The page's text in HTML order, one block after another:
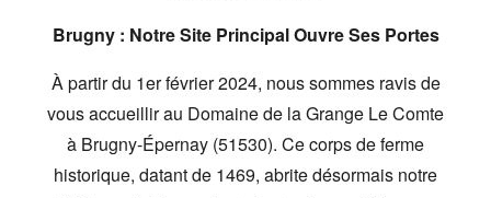
Brugny : Notre Site Principal Ouvre Ses Portes
À partir du 1er février 2024, nous sommes ravis de
vous accueillir au Domaine de la Grange Le Comte
à Brugny-Épernay (51530). Ce corps de ferme
historique, datant de 1469, abrite désormais notre